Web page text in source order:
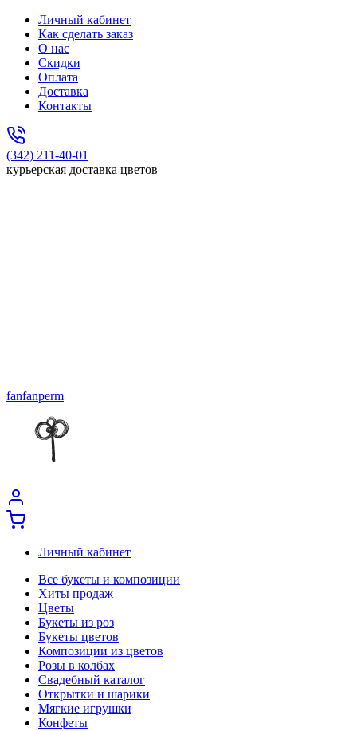
Личный кабинет
Как сделать заказ
О нас
Скидки
Оплата
Доставка
Контакты
(342) 211-40-01
курьерская доставка цветов
fanfanperm
Личный кабинет
Все букеты и композиции
Хиты продаж
Цветы
Букеты из роз
Букеты цветов
Композиции из цветов
Розы в колбах
Свадебный каталог
Открытки и шарики
Мягкие игрушки
Конфеты